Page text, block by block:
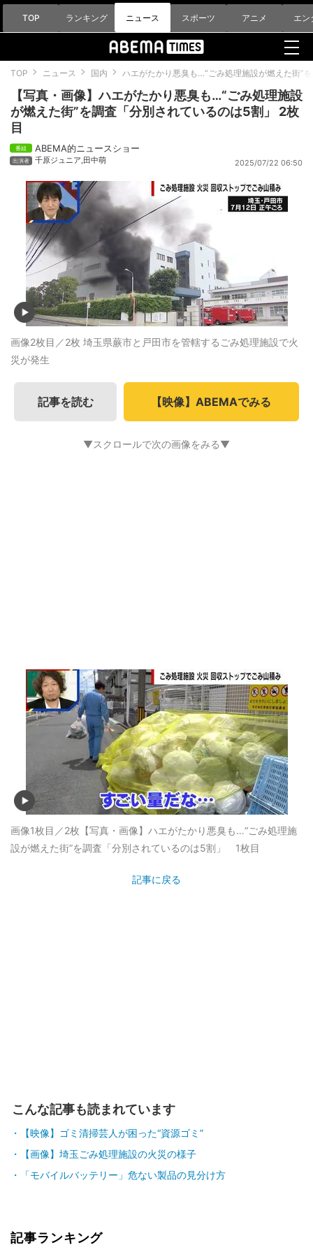
TOP ランキング ニュース スポーツ アニメ エン
TOP ニュース 国内 ハエがたかり悪臭も…“ごみ処理施設が燃えた街”
【写真・画像】ハエがたかり悪臭も…“ごみ処理施設
が燃えた街”を調査「分別されているのは5割」 2枚
目
ABEMA的ニュースショー
千原ジュニア,田中萌 2025/07/22 06:50
画像2枚目／2枚 埼玉県蕨市と戸田市を管轄するごみ処理施設で火
災が発生
記事を読む 【映像】ABEMAでみる
▼スクロールで次の画像をみる▼
画像1枚目／2枚 【写真・画像】ハエがたかり悪臭も…“ごみ処理施
設が燃えた街”を調査「分別されているのは5割」 1枚目
記事に戻る
こんな記事も読まれています
【映像】ゴミ清掃芸人が困った“資源ゴミ”
【画像】埼玉ごみ処理施設の火災の様子
「モバイルバッテリー」危ない製品の見分け方
記事ランキング